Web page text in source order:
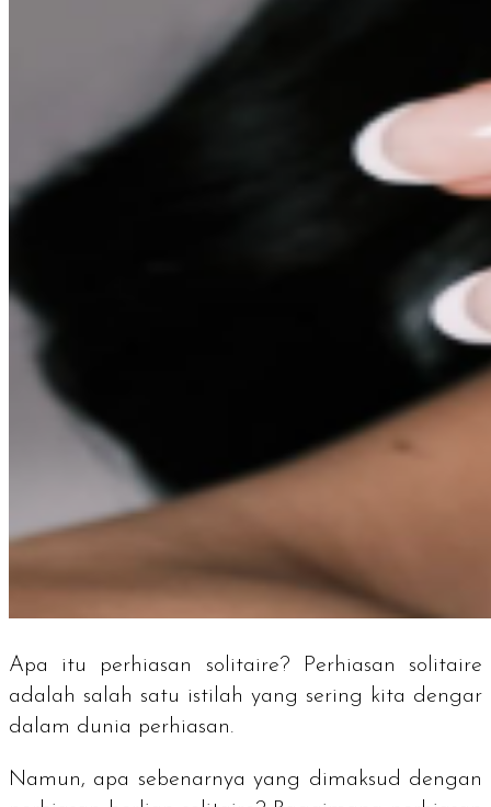
Apa itu perhiasan solitaire? Perhiasan solitaire
adalah salah satu istilah yang sering kita dengar
dalam dunia perhiasan.
Namun, apa sebenarnya yang dimaksud dengan